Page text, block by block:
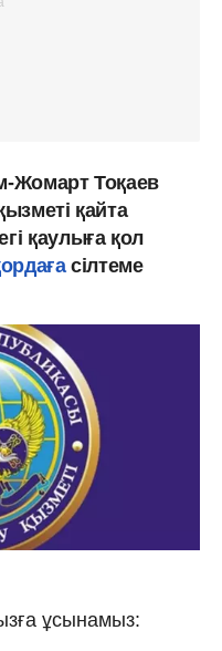
Жомарт Тоқаев
қайта
қаулыға қол
сілтеме
ұсынамыз: